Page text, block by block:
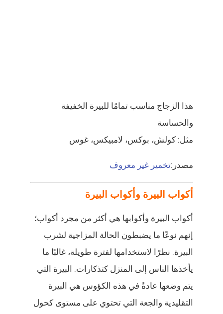
هذا الزجاج مناسب تمامًا للبيرة الخفيفة
والحساسة
مثل: كولش، بوكس، لامبيكس، غوس
مصدر:تخمير غير معروف
أكواب البيرة وأكواب البيرة
أكواب البيرة وأكوابها هي أكثر من مجرد أكواب؛
إنهم نوعًا ما يضبطون الحالة المزاجية لشرب
البيرة. نظرًا لاستخدامها لفترة طويلة، غالبًا ما
يأخذها الناس إلى المنزل كتذكارات. البيرة التي
يتم وضعها عادةً في هذه الكؤوس هي البيرة
التقليدية والجعة التي تحتوي على مستوى كحول